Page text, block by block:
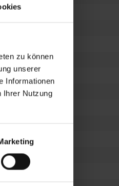
zu können
unserer
Informationen
Ihrer Nutzung